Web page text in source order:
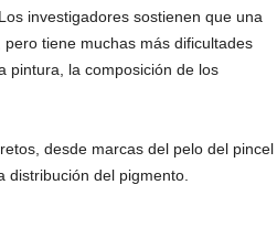
investigadores sostienen que una
tiene muchas más dificultades
pintura, la composición de los
desde marcas del pelo del pincel
del pigmento.